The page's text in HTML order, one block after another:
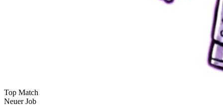
Top Match
Neuer Job